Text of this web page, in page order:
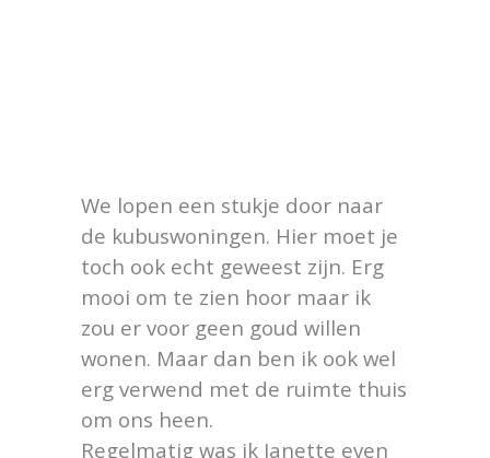
We lopen een stukje door naar
de kubuswoningen. Hier moet je
toch ook echt geweest zijn. Erg
mooi om te zien hoor maar ik
zou er voor geen goud willen
wonen. Maar dan ben ik ook wel
erg verwend met de ruimte thuis
om ons heen.
Regelmatig was ik Janette even